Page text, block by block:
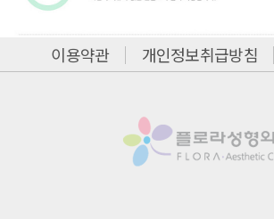
이용약관 개인정보취급방침